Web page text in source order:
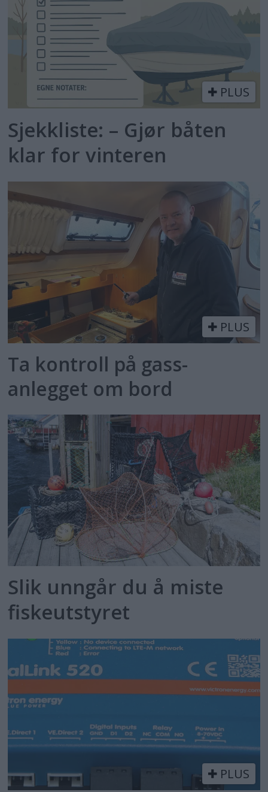
PLUS
Sjekkliste: – Gjør båten
klar for vinteren
PLUS
Ta kontroll på gass­
anlegget om bord
Slik unngår du å miste
fiskeutstyret
PLUS